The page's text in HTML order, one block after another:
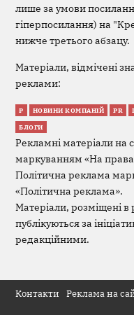
лише за умови
гіперпосилання) на
нижче третього абзацу.
Матеріали, відмічені
реклами:
Р НОВИНИ КОМПАНІЙ PR
БЛОГИ
Рекламні матеріали на
маркуванням «На
Політична реклама
«Політична реклама».
Матеріали, розміщені в
публікуються за
редакційними.
Контакти Реклама на